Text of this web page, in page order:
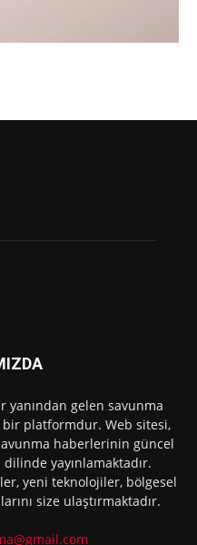
yanından gelen savunma
platformdur. Web sitesi,
haberlerinin güncel
yayınlamaktadır.
yeni teknolojiler, bölgesel
size ulaştırmaktadır.